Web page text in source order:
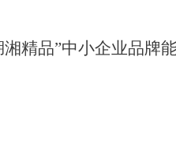
品”中小企业品牌